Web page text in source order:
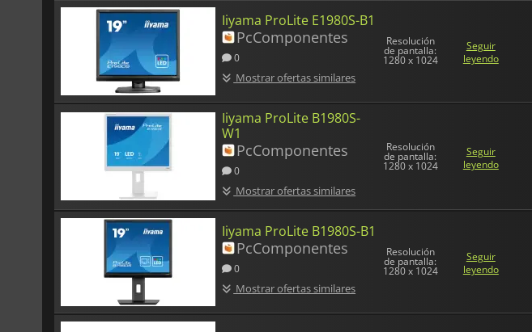
Iiyama ProLite E1980S-B1
PcComponentes
0
Mostrar ofertas similares
Resolución
de pantalla:
1280 x 1024
Seguir
leyendo
Iiyama ProLite B1980S-
W1
PcComponentes
0
Mostrar ofertas similares
Resolución
de pantalla:
1280 x 1024
Seguir
leyendo
Iiyama ProLite B1980S-B1
PcComponentes
0
Mostrar ofertas similares
Resolución
de pantalla:
1280 x 1024
Seguir
leyendo